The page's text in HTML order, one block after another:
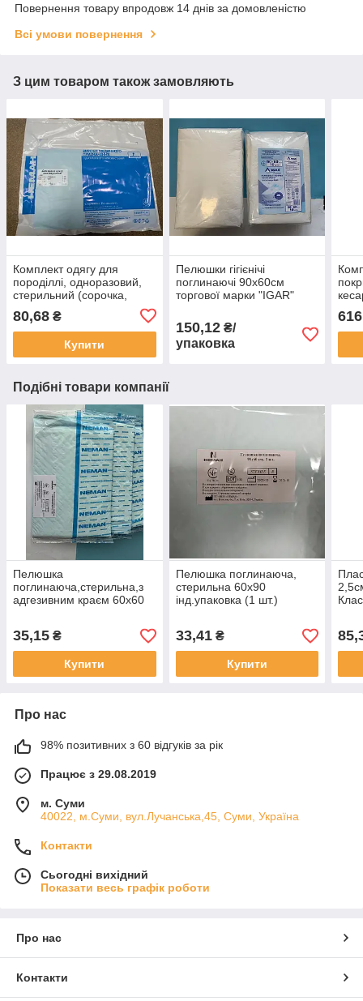
Повернення товару впродовж 14 днів за домовленістю
Всі умови повернення
З цим товаром також замовляють
Комплект одягу для
породіллі, одноразовий,
стерильний (сорочка,
бахили, шапочка)"HEMAN"
1шт.
80,68 ₴
Купити
Пелюшки гігієнічі
поглинаючі 90х60см
торгової марки "IGAR"
150,12₴/
упаковка
1шт.
Подібні товари компанії
Пелюшка
поглинаюча,стерильна,з
адгезивним краєм 60х60
35,15 ₴
Купити
Пелюшка поглинаюча,
стерильна 60х90
інд.упаковка (1 шт.)
33,41₴
Купити
Про нас
98% позитивних з 60 відгуків за рік
Працює з 29.08.2019
м. Суми
40022, м.Суми, вул.Лучанська,45, Суми, Україна
Контакти
Сьогодні вихідний
Показати весь графік роботи
Про нас
Контакти